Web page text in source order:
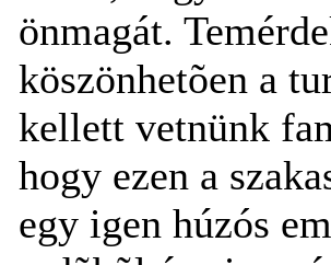
önmagát.
köszönhetõen a
kellett vetnünk
hogy ezen a
egy igen húzós